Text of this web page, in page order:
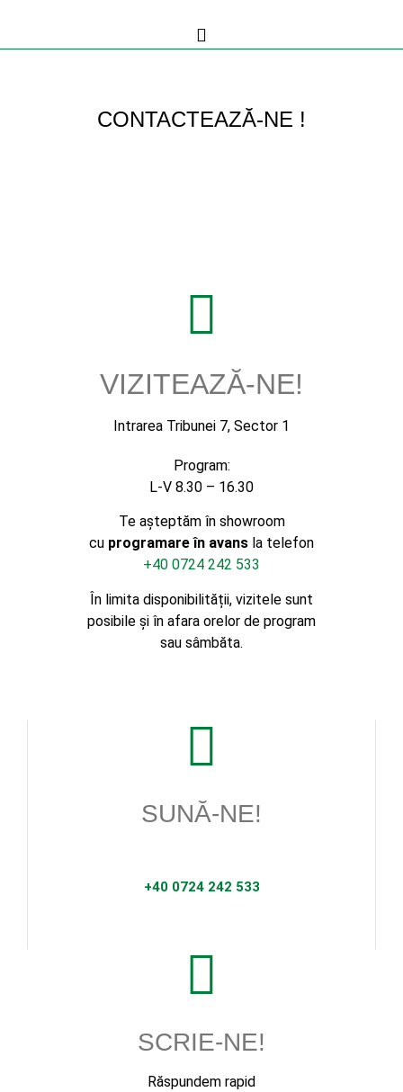
CONTACTEAZĂ-NE !
VIZITEAZĂ-NE!
Intrarea Tribunei 7, Sector 1
Program:
L-V 8.30 – 16.30
Te așteptăm în showroom
cu programare în avans la telefon
+40 0724 242 533
În limita disponibilității, vizitele sunt
posibile și în afara orelor de program
sau sâmbăta.
SUNĂ-NE!
+40 0724 242 533
SCRIE-NE!
Răspundem rapid